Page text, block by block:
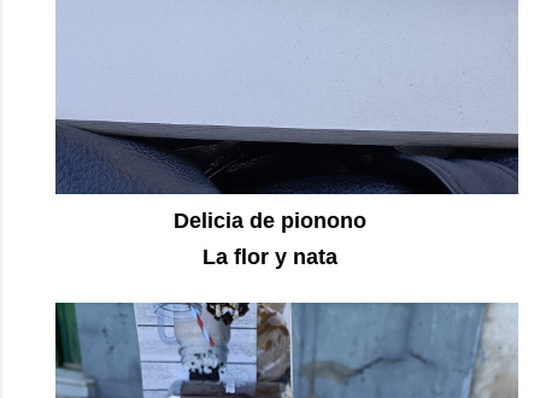
Delicia de pionono
La flor y nata